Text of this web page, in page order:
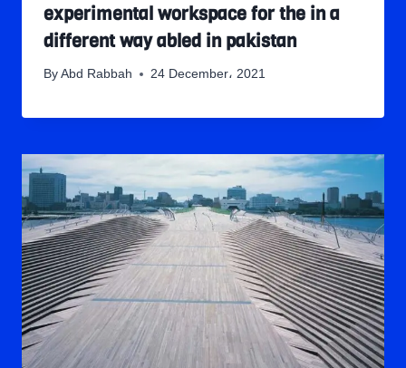
experimental workspace for the in a
different way abled in pakistan
By Abd Rabbah 24 December، 2021